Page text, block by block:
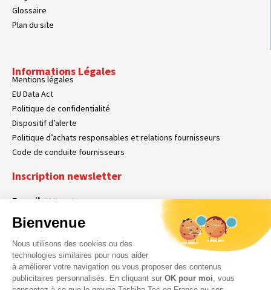
Glossaire
Plan du site
Informations Légales
Mentions légales
EU Data Act
Politique de confidentialité
Dispositif d’alerte
Politique d’achats responsables et relations fournisseurs
Code de conduite fournisseurs
Inscription newsletter
E-mailObligatoire
RGPD
Obligatoire
En cochant cette case, vous acceptez que Toshiba Tec France collecte vos
données personnelles. Pour plus d’informations sur notre politique en matière
de données personnelles,cliquez ici.Obligatoire
Bienvenue
Nous utilisons des cookies ou des
technologies similaires pour nous aider
à améliorer votre navigation ou vous proposer des contenus
publicitaires personnalisés. En cliquant sur OK pour moi , vous